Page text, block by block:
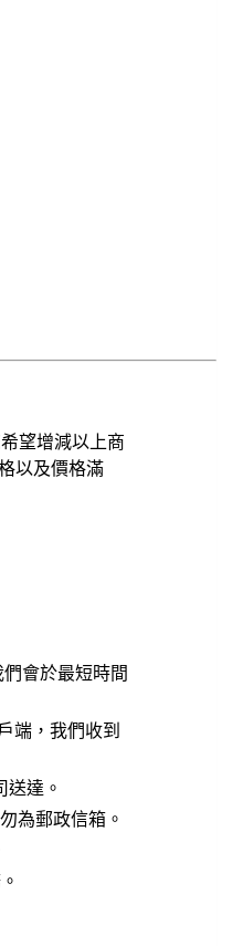
望增減以上商
以及價格滿
會於最短時間
端，我們收到
送達。
為郵政信箱。